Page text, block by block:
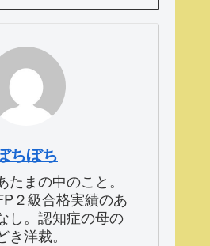
ちぼち
たまの中のこと。
２級合格実績のあ
し。認知症の母の
洋裁。